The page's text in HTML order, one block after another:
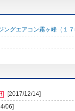
グエアコン霧ヶ峰（１
[2017/12/14]
06]